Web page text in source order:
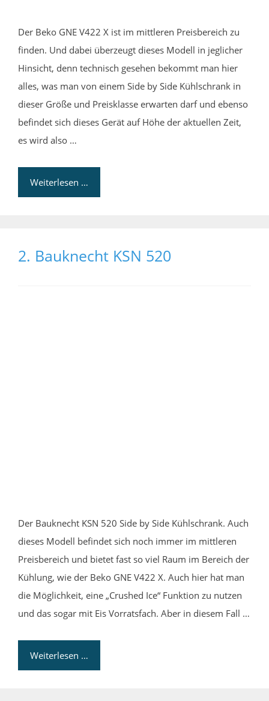
Der Beko GNE V422 X ist im mittleren Preisbereich zu
finden. Und dabei überzeugt dieses Modell in jeglicher
Hinsicht, denn technisch gesehen bekommt man hier
alles, was man von einem Side by Side Kühlschrank in
dieser Größe und Preisklasse erwarten darf und ebenso
befindet sich dieses Gerät auf Höhe der aktuellen Zeit,
es wird also …
Weiterlesen …
2. Bauknecht KSN 520
Der Bauknecht KSN 520 Side by Side Kühlschrank. Auch
dieses Modell befindet sich noch immer im mittleren
Preisbereich und bietet fast so viel Raum im Bereich der
Kühlung, wie der Beko GNE V422 X. Auch hier hat man
die Möglichkeit, eine „Crushed Ice“ Funktion zu nutzen
und das sogar mit Eis Vorratsfach. Aber in diesem Fall …
Weiterlesen …